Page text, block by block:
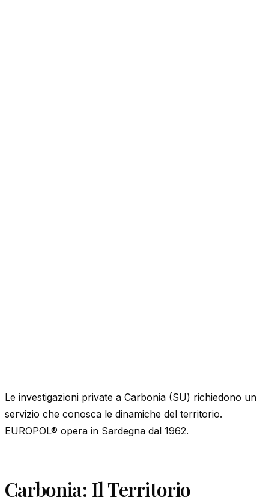
Le investigazioni private a Carbonia (SU) richiedono un
servizio che conosca le dinamiche del territorio.
EUROPOL® opera in Sardegna dal 1962.
Carbonia: Il Territorio